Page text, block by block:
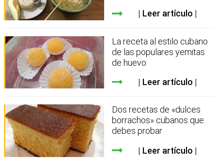
Leer artículo
La receta al estilo cubano
de las populares yemitas
de huevo
Leer artículo
Dos recetas de «dulces
borrachos» cubanos que
debes probar
Leer artículo